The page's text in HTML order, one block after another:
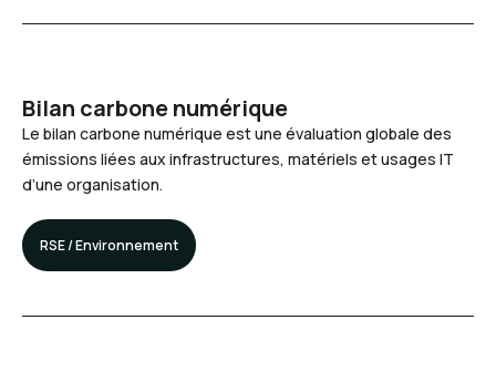
Bilan carbone numérique
Le bilan carbone numérique est une évaluation globale des
émissions liées aux infrastructures, matériels et usages IT
d’une organisation.
RSE / Environnement